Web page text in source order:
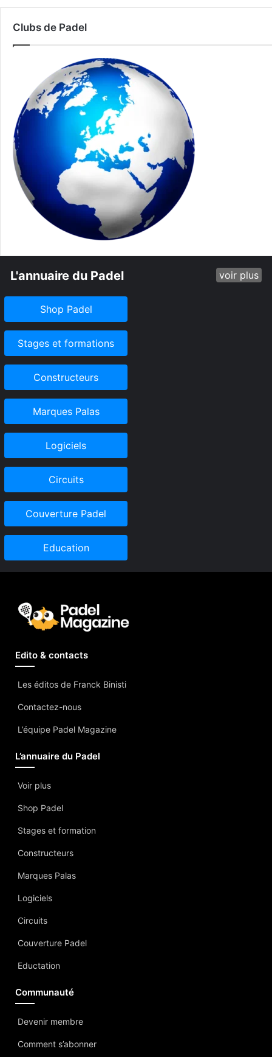
Clubs de Padel
L'annuaire du Padel voir plus
Shop Padel
Stages et formations
Constructeurs
Marques Palas
Logiciels
Circuits
Couverture Padel
Education
Edito & contacts
Les éditos de Franck Binisti
Contactez-nous
L’équipe Padel Magazine
L’annuaire du Padel
Voir plus
Shop Padel
Stages et formation
Constructeurs
Marques Palas
Logiciels
Circuits
Couverture Padel
Eductation
Communauté
Devenir membre
Comment s’abonner